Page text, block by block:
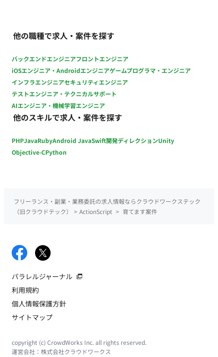
他の職種で求人・案件を探す
バックエンドエンジニアフロントエンジニア
iOSエンジニア・Androidエンジニアゲームプログラマ・エンジニア
インフラエンジニアセキュリティエンジニア
テストエンジニア・テクニカルサポート
AIエンジニア・機械学習エンジニア
他のスキルで求人・案件を探す
PHPJavaRubyAndroid JavaSwift開発ディレクションUnity
Objective-CPython
フリーランス・副業・業務委託の求人情報ならクラウドワークステック
（旧クラウドテック）
> ActionScript > 育てます案件
パラレルジャーナル
利用規約
個人情報保護方針
サイトマップ
copyright (c) CrowdWorks Inc. all rights reserved.
運営会社： 株式会社クラウドワークス